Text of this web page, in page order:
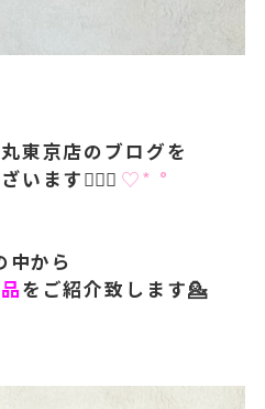
東京店のブログを
います🙇🏻‍♀️︎ ♡‬* °
中から
をご紹介致します💁